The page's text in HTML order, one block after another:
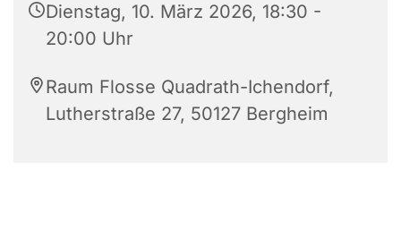
Dienstag, 10. März 2026, 18:30 -
20:00 Uhr
Raum Flosse Quadrath-Ichendorf,
Lutherstraße 27, 50127 Bergheim